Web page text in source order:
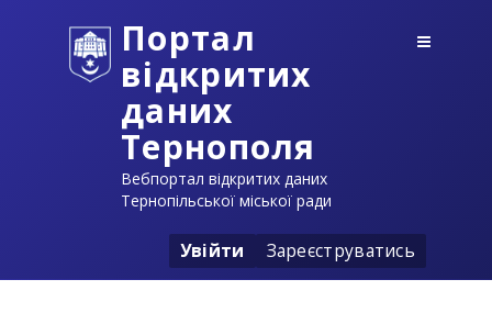
Портал
відкритих
даних
Тернополя
Вебпортал відкритих даних
Тернопільської міської ради
Увійти Зареєструватись